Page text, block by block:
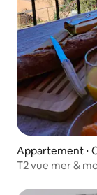
Appartement ⋅
T2 vue mer &